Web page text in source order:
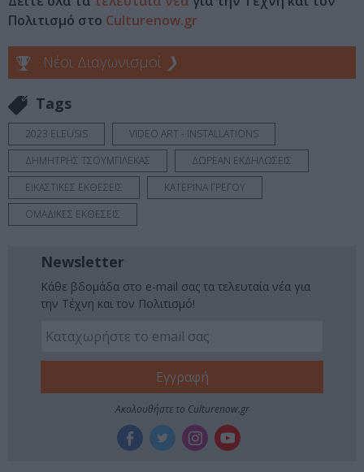
Πολιτισμό στο Culturenow.gr
Νέοι Διαγωνισμοί ❯
Tags
2023 ELEUSIS
VIDEO ART - INSTALLATIONS
ΔΗΜΗΤΡΗΣ ΤΣΟΥΜΠΛΕΚΑΣ
ΔΩΡΕΑΝ ΕΚΔΗΛΩΣΕΙΣ
ΕΙΚΑΣΤΙΚΕΣ ΕΚΘΕΣΕΙΣ
ΚΑΤΕΡΙΝΑ ΓΡΕΓΟΥ
ΟΜΑΔΙΚΕΣ ΕΚΘΕΣΕΙΣ
Newsletter
Κάθε βδομάδα στο e-mail σας τα τελευταία νέα για
την Τέχνη και τον Πολιτισμό!
Ακολουθήστε το Culturenow.gr